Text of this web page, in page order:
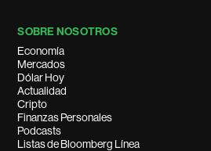
SOBRE NOSOTROS
Economía
Mercados
Dólar Hoy
Actualidad
Cripto
Finanzas Personales
Podcasts
Listas de Bloomberg Línea